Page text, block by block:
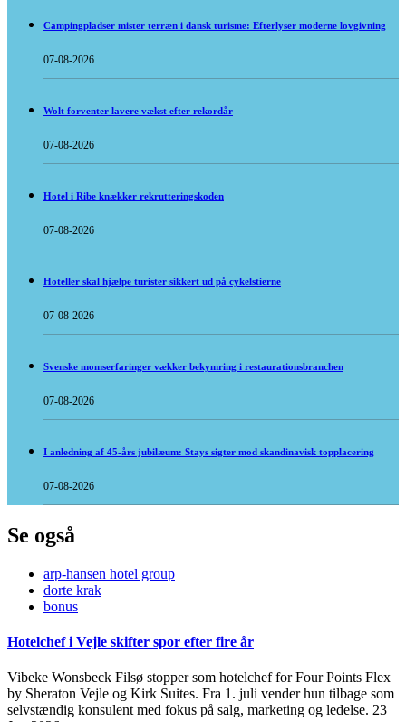
Campingpladser mister terræn i dansk turisme: Efterlyser moderne lovgivning
07-08-2026
Wolt forventer lavere vækst efter rekordår
07-08-2026
Hotel i Ribe knækker rekrutteringskoden
07-08-2026
Hoteller skal hjælpe turister sikkert ud på cykelstierne
07-08-2026
Svenske momserfaringer vækker bekymring i restaurationsbranchen
07-08-2026
I anledning af 45-års jubilæum: Stays sigter mod skandinavisk topplacering
07-08-2026
Se også
arp-hansen hotel group
dorte krak
bonus
Hotelchef i Vejle skifter spor efter fire år
Vibeke Wonsbeck Filsø stopper som hotelchef for Four Points Flex
by Sheraton Vejle og Kirk Suites. Fra 1. juli vender hun tilbage som
selvstændig konsulent med fokus på salg, marketing og ledelse. 23